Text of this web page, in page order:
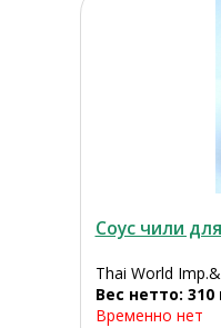
Соус чили
Thai World
Вес нетто: 310
Временно нет